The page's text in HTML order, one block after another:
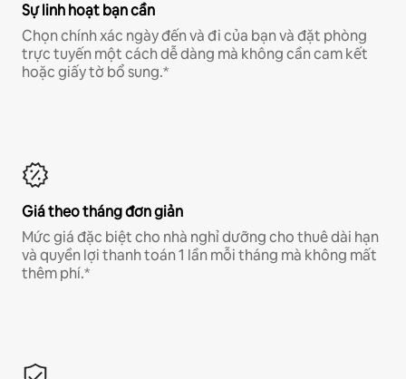
Sự linh hoạt bạn cần
Chọn chính xác ngày đến và đi của bạn và đặt phòng
trực tuyến một cách dễ dàng mà không cần cam kết
hoặc giấy tờ bổ sung.*
Giá theo tháng đơn giản
Mức giá đặc biệt cho nhà nghỉ dưỡng cho thuê dài hạn
và quyền lợi thanh toán 1 lần mỗi tháng mà không mất
thêm phí.*